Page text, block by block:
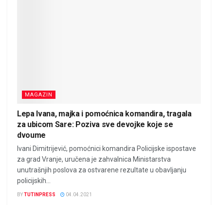
MAGAZIN
Lepa Ivana, majka i pomoćnica komandira, tragala
za ubicom Sare: Poziva sve devojke koje se
dvoume
Ivani Dimitrijević, pomoćnici komandira Policijske ispostave
za grad Vranje, uručena je zahvalnica Ministarstva
unutrašnjih poslova za ostvarene rezultate u obavljanju
policijskih...
BYTUTINPRESS 04.04.2021